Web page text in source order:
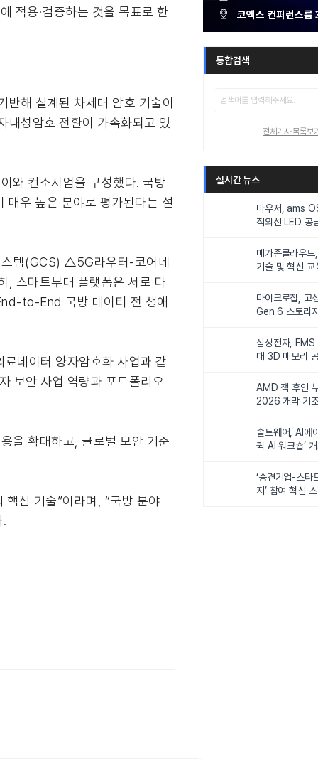
적용·검증하는 것을 목표로 한
해 설계된 차세대 암호 기술이
내성암호 전환이 가속화되고 있
와 컨소시엄을 구성했다. 국방
매우 높은 분야로 평가된다는 설
템(GCS) △5G라우터-코어네
, 스마트부대 플랫폼은 서로 다
to-End 국방 데이터 전 생애
데이터 양자암호화 사업과 같
보안 사업 역량과 포트폴리오
을 확대하고, 글로벌 보안 기준
심 기술”이라며, “국방 분야
.
통합검색
전체기사 목록보
실시간 뉴스
마우저, ams
적외선 LED 공
메가존클라우드
기술 및 혁신
마이크로칩, 고
Gen 6 스토리
삼성전자,
대 3D 메모리
AMD 잭 후인
2026 개막 기
솔트웨어, AI에
퀵 AI 워크숍’
‘중견기업-스타
지’ 참여 혁신